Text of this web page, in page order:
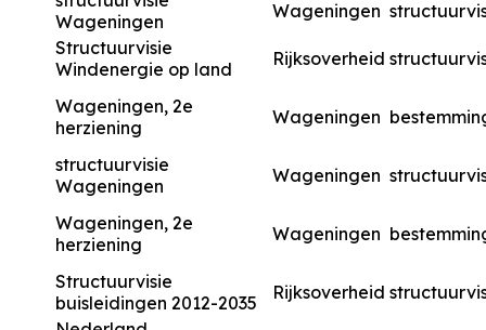
Wageningen
Wageningen
Structuurvisie
Windenergie op land
Rijksoverheid
Wageningen, 2e
herziening
Wageningen
structuurvisie
Wageningen
Wageningen
Wageningen, 2e
herziening
Wageningen
Structuurvisie
buisleidingen 2012-2035
Rijksoverheid